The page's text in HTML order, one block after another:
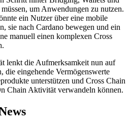
um Anwendungen zu nutzen.
ein Nutzer über eine mobile
sie nach Cardano bewegen und ein
manuell einen komplexen Cross
lenkt die Aufmerksamkeit nun auf
die eingehende Vermögenswerte
unterstützen und Cross Chain
Chain Aktivität verwandeln können.